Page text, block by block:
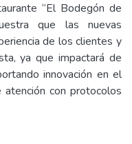
“El Bodegón de
que las nuevas
de los clientes y
ya que impactará de
innovación en el
con protocolos